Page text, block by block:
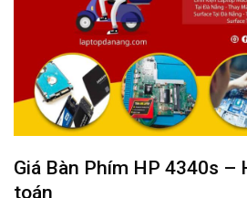
Giá Bàn Phím HP 4340s –
toán